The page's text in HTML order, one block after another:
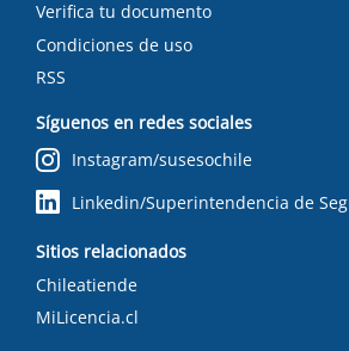
Verifica tu documento
Condiciones de uso
RSS
Síguenos en redes sociales
Instagram/susesochile
Linkedin/Superintendencia de
Sitios relacionados
Chileatiende
MiLicencia.cl